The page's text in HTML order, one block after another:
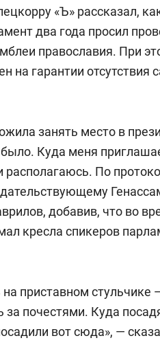
«Ъ» рассказал,
два года просил
православия. При
на гарантии отсутствия
занять место в
Куда меня
По
добавив, что во
кресла спикеров
приставном стульчике
почестями. Куда
вот сюда», —